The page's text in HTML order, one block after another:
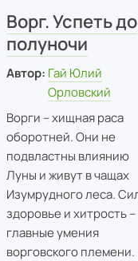
Ворг. Успеть до
полуночи
Автор: Гай Юлий
Орловский
Ворги – хищная раса
оборотней. Они не
подвластны влиянию
Луны и живут в чащах
Изумрудного леса.
здоровье и хитрость –
главные умения
ворговского племени.